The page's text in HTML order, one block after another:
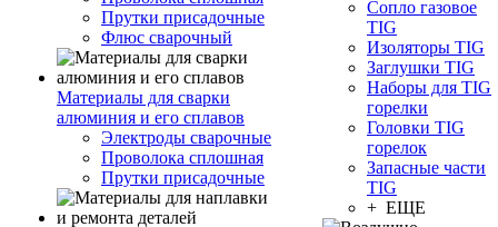
Прутки присадочные
Флюс сварочный
Материалы для сварки
алюминия и его сплавов
Электроды сварочные
Проволока сплошная
Прутки присадочные
Сопло газовое
TIG
Изоляторы TIG
Заглушки TIG
Наборы для TIG
горелки
Головки TIG
горелок
Запасные части
TIG
+ ЕЩЕ